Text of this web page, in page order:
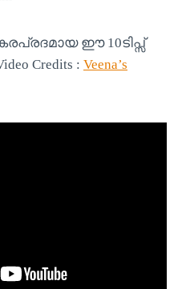
ഈ 10ടിപ്സ്
Credits : Veena’s